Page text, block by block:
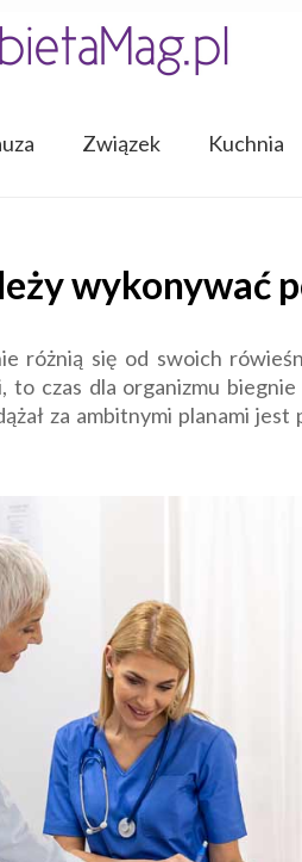
Związek Kuchnia
wykonywać
różnią się od swoich
czas dla organizmu
za ambitnymi planami